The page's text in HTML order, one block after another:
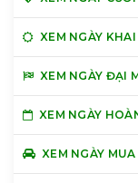
XEM NGÀY
XEM NGÀY ĐẠI
XEM NGÀY
XEM NGÀY MUA